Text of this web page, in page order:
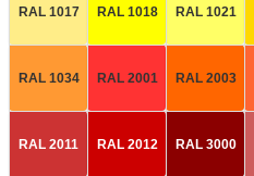
RAL 1017 RAL 1018 RAL 1021
RAL 1034 RAL 2001 RAL 2003
RAL 2011 RAL 2012 RAL 3000